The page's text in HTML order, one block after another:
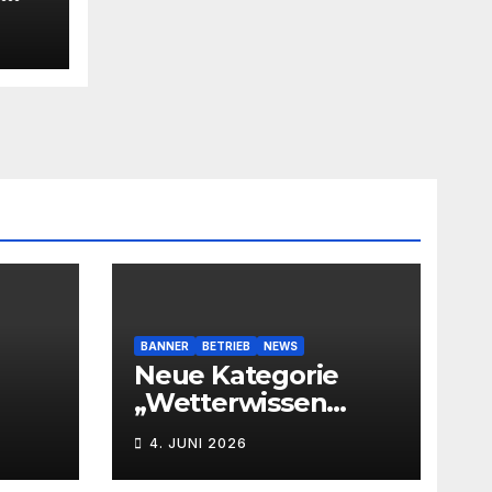
BANNER BETRIEB NEWS
Neue Kategorie
„Wetterwissen
4. JUNI 2026